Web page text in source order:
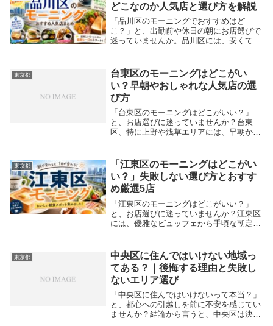
どこなのか人気店と選び方を解説
「品川区のモーニングでおすすめはど
こ？」と、出勤前や休日の朝にお店選びで
迷っていませんか。品川区には、安くて美
絶品のモーニングが揃っています。ビジネ
スの拠点としての...
東京都
台東区のモーニングはどこがい
い？早朝やおしゃれな人気店の選
び方
「台東区のモーニングはどこがいい？」
と、お店選びに迷っていませんか？台東
区、特に上野や浅草エリアには、早朝から
揃っています。観光客から地元民まで多く
の人に愛される名...
東京都
「江東区のモーニングはどこがい
い？」失敗しない選び方とおすす
め厳選5店
「江東区のモーニングはどこがいい？」
と、お店選びに迷っていませんか？江東区
には、優雅なビュッフェから手頃な朝定食
河の本格コーヒーや、駐車場完備でご家族
でも行きやすい...
東京都
中央区に住んではいけない地域っ
てある？｜後悔する理由と失敗し
ないエリア選び
「中央区に住んではいけないって本当？」
と、都心への引越しを前に不安を感じてい
ませんか？結論から言うと、中央区は決し